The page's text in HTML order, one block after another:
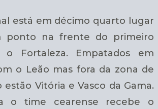
está em décimo quarto lugar
ponto na frente do primeiro
Fortaleza. Empatados em
o Leão mas fora da zona de
Vitória e Vasco da Gama.
o time cearense recebe o